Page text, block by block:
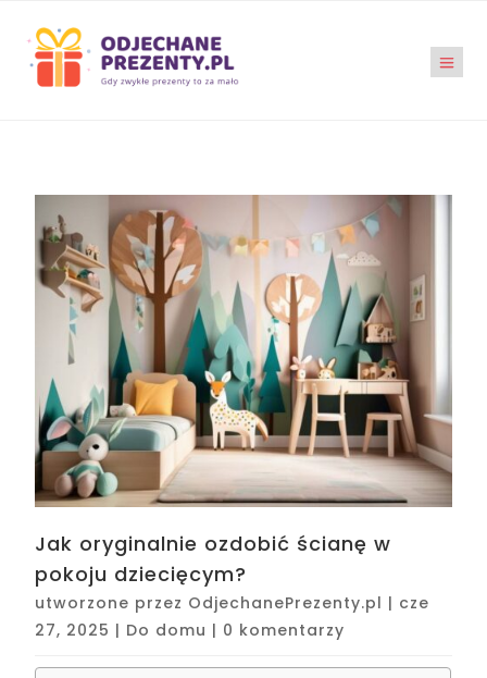
Jak oryginalnie ozdobić ścianę w
pokoju dziecięcym?
utworzone przez OdjechanePrezenty.pl | cze
27, 2025 | Do domu | 0 komentarzy